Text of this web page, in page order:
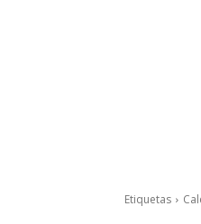
Etiquetas